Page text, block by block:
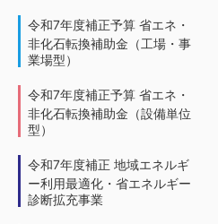
令和7年度補正予算 省エネ・
非化石転換補助金（工場・事
業場型）
令和7年度補正予算 省エネ・
非化石転換補助金（設備単位
型）
令和7年度補正 地域エネルギ
ー利用最適化・省エネルギー
診断拡充事業